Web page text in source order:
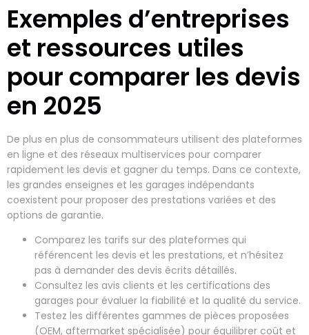
Exemples d’entreprises
et ressources utiles
pour comparer les devis
en 2025
De plus en plus de consommateurs utilisent des plateformes
en ligne et des réseaux multiservices pour comparer
rapidement les devis et gagner du temps. Dans ce contexte,
les grandes enseignes et les garages indépendants
coexistent pour proposer des prestations variées et des
options de garantie.
Comparez les tarifs sur des plateformes qui
référencent les devis et les prestations, et n’hésitez
pas à demander des devis écrits détaillés.
Consultez les avis clients et les certifications des
garages pour évaluer la fiabilité et la qualité du service.
Testez les différentes gammes de pièces proposées
(OEM, aftermarket spécialisée) pour équilibrer coût et